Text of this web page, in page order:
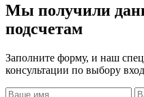
Мы получили
подсчетам
Заполните форму, и наш
консультации по выбору